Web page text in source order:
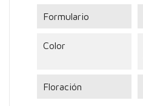
Formulario
Color
Floración